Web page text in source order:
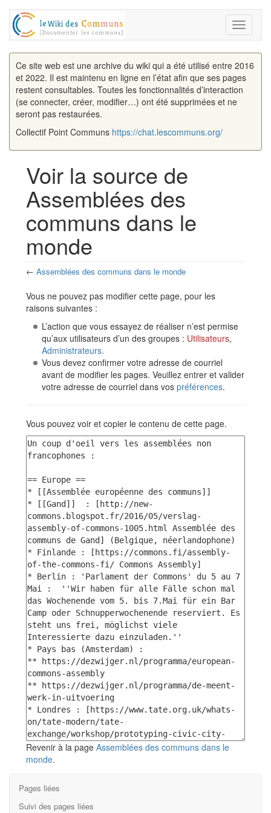
Toggle
Ce site web est une archive du wiki qui a été utilisé entre 2016
et 2022. Il est maintenu en ligne en l’état afin que ses pages
restent consultables. Toutes les fonctionnalités d’interaction
(se connecter, créer, modifier…) ont été supprimées et ne
seront pas restaurées.
Collectif Point Communs https://chat.lescommuns.org/
Voir la source de
Assemblées des
communs dans le
monde
← Assemblées des communs dans le monde
Vous ne pouvez pas modifier cette page, pour les
raisons suivantes :
L’action que vous essayez de réaliser n’est permise
qu’aux utilisateurs d’un des groupes : Utilisateurs,
Administrateurs.
Vous devez confirmer votre adresse de courriel
avant de modifier les pages. Veuillez entrer et valider
votre adresse de courriel dans vos préférences.
Vous pouvez voir et copier le contenu de cette page.
Revenir à la page Assemblées des communs dans le
monde.
Pages liées
Suivi des pages liées